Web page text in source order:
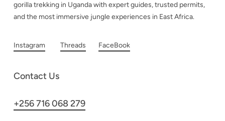
gorilla trekking in Uganda with expert guides, trusted permits,
and the most immersive jungle experiences in East Africa.
Instagram Threads FaceBook
Contact Us
+256 716 068 279